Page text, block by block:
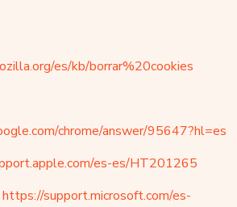
es/kb/borrar%20cookies
chrome/answer/95647?hl=es
es-es/HT201265
https://support.microsoft.com/es-